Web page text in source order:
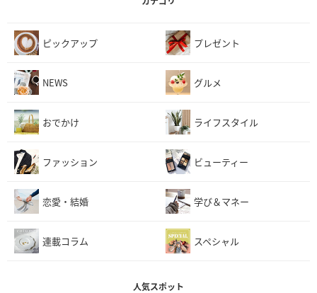
ピックアップ プレゼント
NEWS グルメ
おでかけ ライフスタイル
ファッション ビューティー
恋愛・結婚 学び＆マネー
連載コラム スペシャル
人気スポット